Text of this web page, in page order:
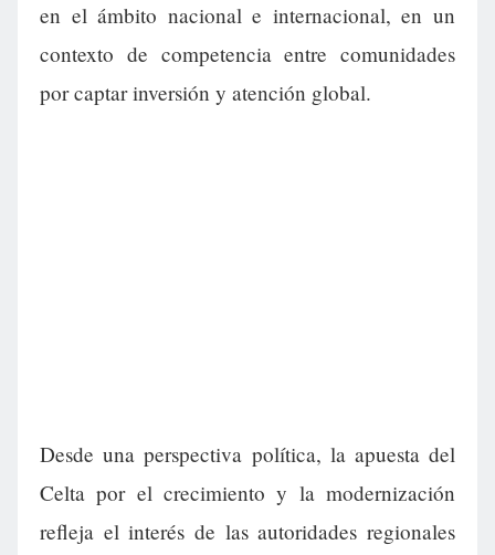
en el ámbito nacional e internacional, en un
contexto de competencia entre comunidades
por captar inversión y atención global.
Desde una perspectiva política, la apuesta del
Celta por el crecimiento y la modernización
refleja el interés de las autoridades regionales